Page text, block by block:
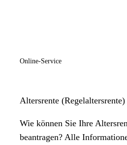
Online-Service
Altersrente (Regelaltersrente)
Wie können Sie Ihre
beantragen? Alle